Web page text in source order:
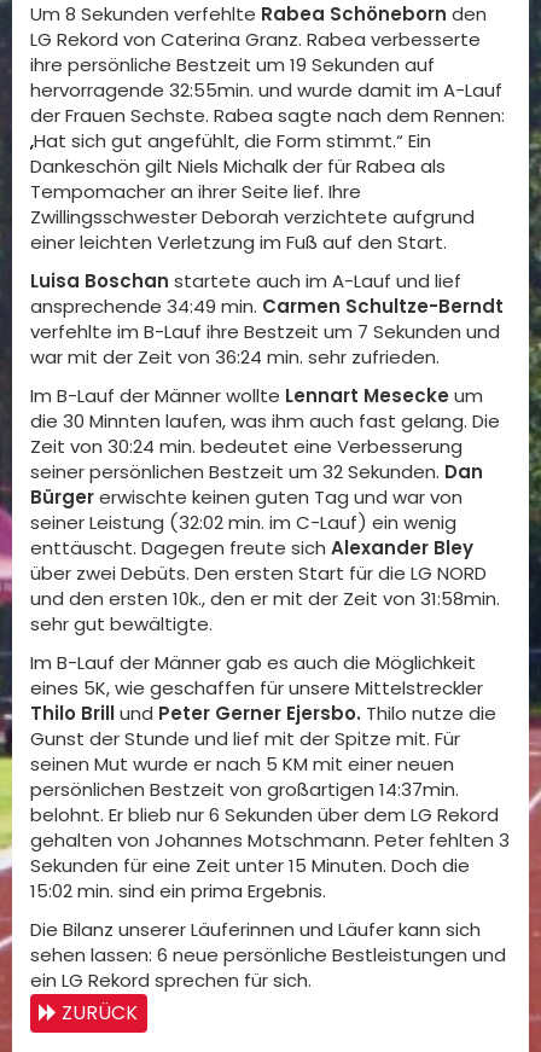
Um 8 Sekunden verfehlte Rabea Schöneborn den
LG Rekord von Caterina Granz. Rabea verbesserte
ihre persönliche Bestzeit um 19 Sekunden auf
hervorragende 32:55min. und wurde damit im A-Lauf
der Frauen Sechste. Rabea sagte nach dem Rennen:
„Hat sich gut angefühlt, die Form stimmt.“ Ein
Dankeschön gilt Niels Michalk der für Rabea als
Tempomacher an ihrer Seite lief. Ihre
Zwillingsschwester Deborah verzichtete aufgrund
einer leichten Verletzung im Fuß auf den Start.
Luisa Boschan startete auch im A-Lauf und lief
ansprechende 34:49 min. Carmen Schultze-Berndt
verfehlte im B-Lauf ihre Bestzeit um 7 Sekunden und
war mit der Zeit von 36:24 min. sehr zufrieden.
Im B-Lauf der Männer wollte Lennart Meseckeum
die 30 Minnten laufen, was ihm auch fast gelang. Die
Zeit von 30:24 min. bedeutet eine Verbesserung
seiner persönlichen Bestzeit um 32 Sekunden. Dan
Bürgererwischte keinen guten Tag und war von
seiner Leistung (32:02 min. im C-Lauf) ein wenig
enttäuscht. Dagegen freute sich Alexander Bley
über zwei Debüts. Den ersten Start für die LG NORD
und den ersten 10k., den er mit der Zeit von 31:58min.
sehr gut bewältigte.
Im B-Lauf der Männer gab es auch die Möglichkeit
eines 5K, wie geschaffen für unsere Mittelstreckler
Thilo Brillund Peter Gerner Ejersbo. Thilo nutze die
Gunst der Stunde und lief mit der Spitze mit. Für
seinen Mut wurde er nach 5 KM mit einer neuen
persönlichen Bestzeit von großartigen 14:37min.
belohnt. Er blieb nur 6 Sekunden über dem LG Rekord
gehalten von Johannes Motschmann. Peter fehlten 3
Sekunden für eine Zeit unter 15 Minuten. Doch die
15:02 min. sind ein prima Ergebnis.
Die Bilanz unserer Läuferinnen und Läufer kann sich
sehen lassen: 6 neue persönliche Bestleistungen und
ein LG Rekord sprechen für sich.
ZURÜCK